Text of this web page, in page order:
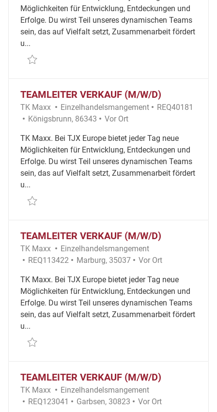
Möglichkeiten für Entwicklung, Entdeckungen und
Erfolge. Du wirst Teil unseres dynamischen Teams
sein, das auf Vielfalt setzt, Zusammenarbeit fördert
u...
Retten Teamleiter Verkauf (m/w/d) REQ66598
TEAMLEITER VERKAUF (M/W/D)
TK Maxx Kategorie
Einzelhandelsmangement Erforderliche ID
REQ40181
Ort
Königsbrunn, 86343 Remote
Vor Ort
TK Maxx. Bei TJX Europe bietet jeder Tag neue
Möglichkeiten für Entwicklung, Entdeckungen und
Erfolge. Du wirst Teil unseres dynamischen Teams
sein, das auf Vielfalt setzt, Zusammenarbeit fördert
u...
Retten Teamleiter Verkauf (m/w/d) REQ40181
TEAMLEITER VERKAUF (M/W/D)
TK Maxx Kategorie
Einzelhandelsmangement
Erforderliche ID
REQ113422 Ort
Marburg, 35037 Remote
Vor Ort
TK Maxx. Bei TJX Europe bietet jeder Tag neue
Möglichkeiten für Entwicklung, Entdeckungen und
Erfolge. Du wirst Teil unseres dynamischen Teams
sein, das auf Vielfalt setzt, Zusammenarbeit fördert
u...
Retten Teamleiter Verkauf (m/w/d) REQ113422
TEAMLEITER VERKAUF (M/W/D)
TK Maxx Kategorie
Einzelhandelsmangement
Erforderliche ID
REQ123041 Ort
Garbsen, 30823 Remote
Vor Ort